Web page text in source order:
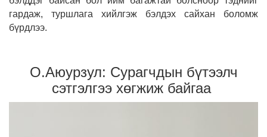
гардаж, туршлага хийлгэж бэлдэх сайхан боломж
бүрдлээ.
О.Аюурзул: Сурагчдын бүтээлч
сэтгэлгээ хөгжиж байгаа